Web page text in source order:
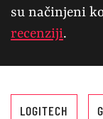
su načinjeni
recenziji.
LOGITECH